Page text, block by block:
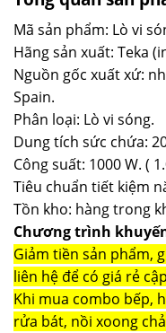
16.090.000 ₫.
Mã sản phẩm: Lò vi
Hãng sản xuất: Teka
Nguồn gốc xuất xứ:
Spain.
Phân loại: Lò vi sóng.
Dung tích sức chứa:
Công suất: 1000 W. (
Tiêu chuẩn tiết kiệm
Tồn kho: hàng trong
Chương trình
Giảm tiền sản phẩm,
liên hệ để có giá rẻ
Khi mua combo bếp,
rửa bát, nồi xoong